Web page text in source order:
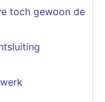
toch gewoon de